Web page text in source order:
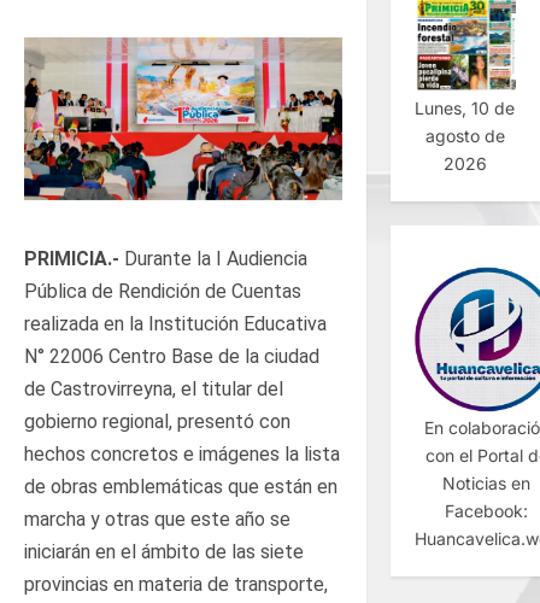
PRIMICIA.- Durante la I Audiencia
Pública de Rendición de Cuentas
realizada en la Institución Educativa
N° 22006 Centro Base de la ciudad
de Castrovirreyna, el titular del
gobierno regional, presentó con
hechos concretos e imágenes la lista
de obras emblemáticas que están en
marcha y otras que este año se
iniciarán en el ámbito de las siete
provincias en materia de transporte,
Lunes, 10 de
agosto de
2026
En
con el Portal
Noticias en
Facebook: